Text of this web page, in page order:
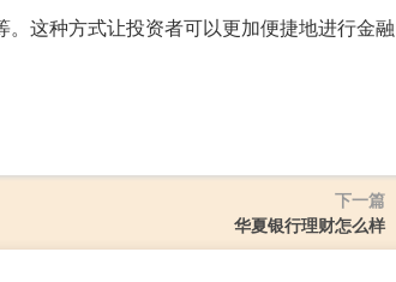
这种方式让投资者可以更加便捷地进行金融
下一篇
华夏银行理财怎么样